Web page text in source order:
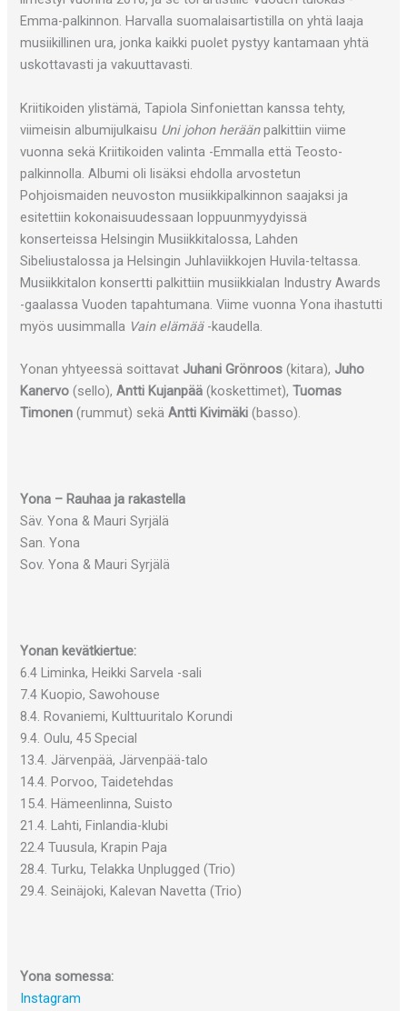
Emma-palkinnon. Harvalla suomalaisartistilla on yhtä laaja
musiikillinen ura, jonka kaikki puolet pystyy kantamaan yhtä
uskottavasti ja vakuuttavasti.
Kriitikoiden ylistämä, Tapiola Sinfoniettan kanssa tehty,
viimeisin albumijulkaisu Uni johon heräänpalkittiin viime
vuonna sekä Kriitikoiden valinta -Emmalla että Teosto-
palkinnolla. Albumi oli lisäksi ehdolla arvostetun
Pohjoismaiden neuvoston musiikkipalkinnon saajaksi ja
esitettiin kokonaisuudessaan loppuunmyydyissä
konserteissa Helsingin Musiikkitalossa, Lahden
Sibeliustalossa ja Helsingin Juhlaviikkojen Huvila-teltassa.
Musiikkitalon konsertti palkittiin musiikkialan Industry Awards
-gaalassa Vuoden tapahtumana. Viime vuonna Yona ihastutti
myös uusimmalla Vain elämää-kaudella.
Yonan yhtyeessä soittavat Juhani Grönroos (kitara), Juho
Kanervo (sello),Antti Kujanpää (koskettimet),Tuomas
Timonen (rummut) sekäAntti Kivimäki (basso).
Yona – Rauhaa ja rakastella
Säv. Yona & Mauri Syrjälä
San. Yona
Sov. Yona & Mauri Syrjälä
Yonan kevätkiertue:
6.4 Liminka, Heikki Sarvela -sali
7.4 Kuopio, Sawohouse
8.4. Rovaniemi, Kulttuuritalo Korundi
9.4. Oulu, 45 Special
13.4. Järvenpää, Järvenpää-talo
14.4. Porvoo, Taidetehdas
15.4. Hämeenlinna, Suisto
21.4. Lahti, Finlandia-klubi
22.4 Tuusula, Krapin Paja
28.4. Turku, Telakka Unplugged (Trio)
29.4. Seinäjoki, Kalevan Navetta (Trio)
Yona somessa:
Instagram